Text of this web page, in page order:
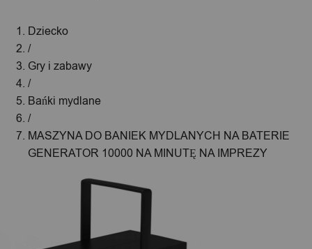
Dziecko
/
Gry i zabawy
/
Bańki mydlane
/
MASZYNA DO BANIEK MYDLANYCH NA BATERIE
GENERATOR 10000 NA MINUTĘ NA IMPREZY